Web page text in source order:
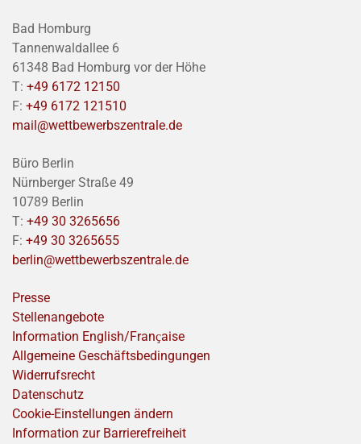
Bad Homburg
Tannenwaldallee 6
61348 Bad Homburg vor der Höhe
T: +49 6172 12150
F: +49 6172 121510
mail@wettbewerbszentrale.de
Büro Berlin
Nürnberger Straße 49
10789 Berlin
T: +49 30 3265656
F: +49 30 3265655
berlin@wettbewerbszentrale.de
Presse
Stellenangebote
Information English/Franҫaise
Allgemeine Geschäftsbedingungen
Widerrufsrecht
Datenschutz
Cookie-Einstellungen ändern
Information zur Barrierefreiheit